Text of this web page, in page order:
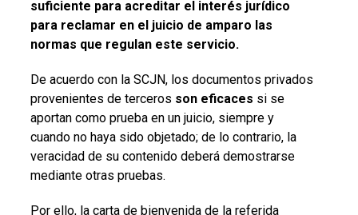
suficiente para acreditar el interés jurídico
para reclamar en el juicio de amparo las
normas que regulan este servicio.
De acuerdo con la SCJN, los documentos privados
provenientes de terceros son eficaces si se
aportan como prueba en un juicio, siempre y
cuando no haya sido objetado; de lo contrario, la
veracidad de su contenido deberá demostrarse
mediante otras pruebas.
Por ello, la carta de bienvenida de la referida